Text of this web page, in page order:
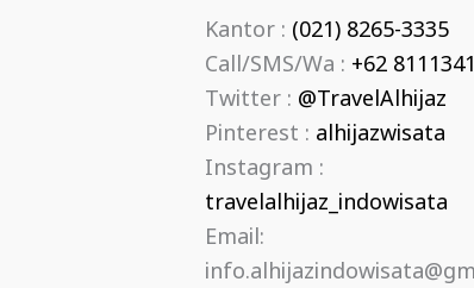
Kantor : (021) 8265-3335
Call/SMS/Wa : +62
Twitter : @TravelAlhijaz
Pinterest : alhijazwisata
Instagram :
travelalhijaz_indowisata
Email: